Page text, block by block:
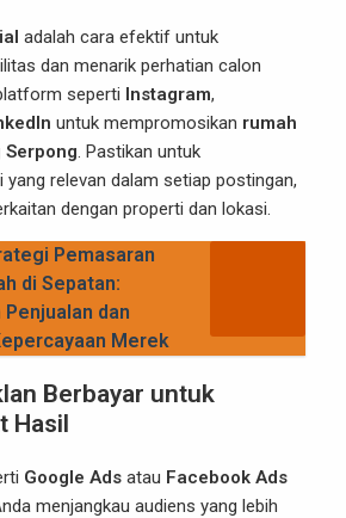
adalah cara efektif untuk
dan menarik perhatian calon
seperti Instagram,
untuk mempromosikan rumah
Serpong. Pastikan untuk
yang relevan dalam setiap postingan,
dengan properti dan lokasi.
Pemasaran
di Sepatan:
dan
Merek
Berbayar untuk
Hasil
Google Ads atau Facebook Ads
menjangkau audiens yang lebih